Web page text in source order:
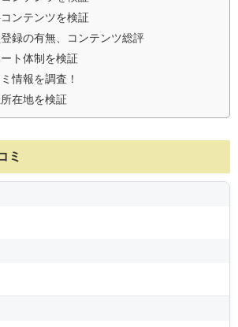
ンテンツを検証
録の有無、コンテンツ総評
ト体制を検証
情報を調査！
在地を検証
ミ